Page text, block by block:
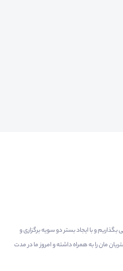
بگذاریم و با ایجاد بستر دو سویه برگزاری و
مان را به همراه داشته و امروز ما در مدت